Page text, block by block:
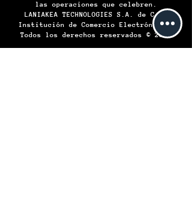
las operaciones que celebren.
LANIAKEA TECHNOLOGIES S.A. de C.V.
Institución de Comercio Electrónico -
Todos los derechos reservados © 2024